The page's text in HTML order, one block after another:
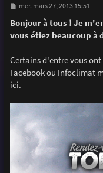
M
s
s
a
mer. mars 27, 2013 15:51
Bonjour à tous ! Je
vous étiez beaucoup à
Certains d'entre vous
Facebook ou Infoclimat
ici.